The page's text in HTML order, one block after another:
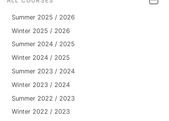
Summer 2025 / 2026
Winter 2025 / 2026
Summer 2024 / 2025
Winter 2024 / 2025
Summer 2023 / 2024
Winter 2023 / 2024
Summer 2022 / 2023
Winter 2022 / 2023